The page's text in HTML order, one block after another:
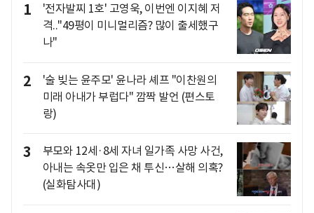
1
'전자발찌 1호' 고영욱, 이번엔 이지혜 저
격.."49평이 미니멀리즘? 많이 출세했구
나"
2
'술 빚는 윤주모' 윤나라 셰프 "이찬원의
미래 아내가 부럽다" 깜짝 발언 (편스토
랑)
3
부모와 12세·8세 자녀 일가족 사망 사건,
아내는 속옷만 입은 채 투신…살해 의혹?
(실화탐사대)